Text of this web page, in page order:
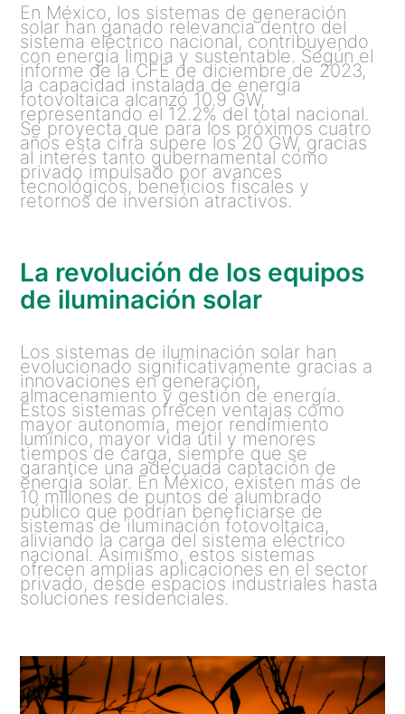
En México, los sistemas de generación
solar han ganado relevancia dentro del
sistema eléctrico nacional, contribuyendo
con energía limpia y sustentable. Según el
informe de la CFE de diciembre de 2023,
la capacidad instalada de energía
fotovoltaica alcanzó 10.9 GW,
representando el 12.2% del total nacional.
Se proyecta que para los próximos cuatro
años esta cifra supere los 20 GW, gracias
al interés tanto gubernamental como
privado impulsado por avances
tecnológicos, beneficios fiscales y
retornos de inversión atractivos.
La revolución de los equipos
de iluminación solar
Los sistemas de iluminación solar han
evolucionado significativamente gracias a
innovaciones en generación,
almacenamiento y gestión de energía.
Estos sistemas ofrecen ventajas como
mayor autonomía, mejor rendimiento
lumínico, mayor vida útil y menores
tiempos de carga, siempre que se
garantice una adecuada captación de
energía solar. En México, existen más de
10 millones de puntos de alumbrado
público que podrían beneficiarse de
sistemas de iluminación fotovoltaica,
aliviando la carga del sistema eléctrico
nacional. Asimismo, estos sistemas
ofrecen amplias aplicaciones en el sector
privado, desde espacios industriales hasta
soluciones residenciales.